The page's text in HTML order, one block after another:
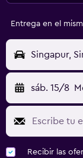
Entrega en el
sáb. 15/8
Recibir las